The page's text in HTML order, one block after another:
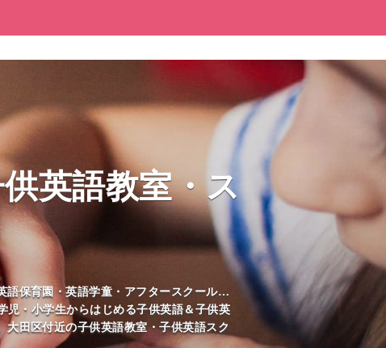
英語教室・ス
語保育園・英語学童・アフタースクール…
・小学生からはじめる子供英語＆子供英
田区付近の子供英語教室・子供英語スク